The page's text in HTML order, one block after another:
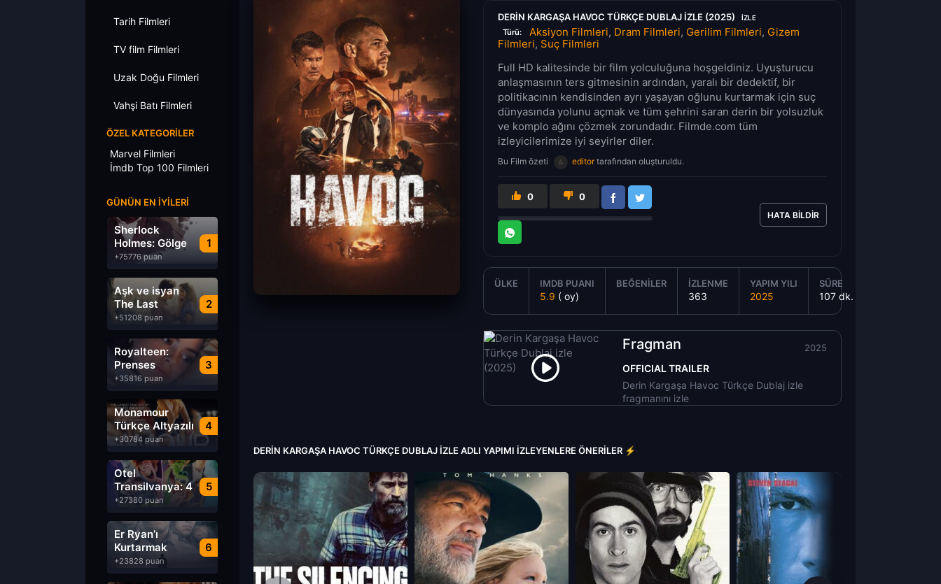
Tarih Filmleri
TV film Filmleri
Uzak Doğu Filmleri
Vahşi Batı Filmleri
ÖZEL KATEGORILER
Marvel Filmleri
İmdb Top 100 Filmleri
GÜNÜN EN İYILERI
1
Sherlock
Holmes: Gölge
Oyunları
+75776 puan
2
Aşk ve isyan
The Last
Parasido izle
+51208 puan
3
Royalteen:
Prenses
Margrethe izle
+35816 puan
4
Monamour
Türkçe Altyazılı
izle
+30784 puan
5
Otel
Transilvanya: 4
Transformanya
izle
+27380 puan
6
Er Ryan’ı
Kurtarmak
Saving Private
Ryan Türkçe
+23828 puan
DERIN KARGAŞA HAVOC TÜRKÇE DUBLAJ IZLE (2025) IZLE
Türü: Aksiyon Filmleri, Dram Filmleri, Gerilim Filmleri, Gizem
Filmleri, Suç Filmleri
Full HD kalitesinde bir film yolculuğuna hoşgeldiniz. Uyuşturucu
anlaşmasının ters gitmesinin ardından, yaralı bir dedektif, bir
politikacının kendisinden ayrı yaşayan oğlunu kurtarmak için suç
dünyasında yolunu açmak ve tüm şehrini saran derin bir yolsuzluk
ve komplo ağını çözmek zorundadır. Filmde.com tüm
izleyicilerimize iyi seyirler diler.
Bu Film özeti editortarafından oluşturuldu.
0 0
HATA BILDIR
ÜLKE IMDB PUANI
5.9 ( oy)
BEĞENILER İZLENME
363
YAPIM YILI
2025
SÜRE
107 dk.
Fragman
OFFICIAL TRAILER
Derin Kargaşa Havoc Türkçe Dublaj izle
fragmanını izle
2025
DERIN KARGAŞA HAVOC TÜRKÇE DUBLAJ IZLE ADLI YAPIMI İZLEYENLERE ÖNERILER ⚡